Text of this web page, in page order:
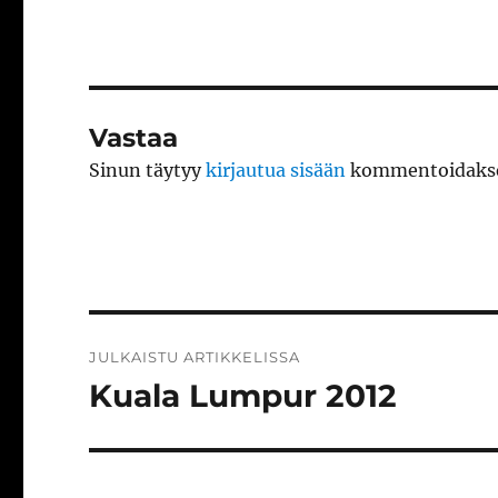
Vastaa
Sinun täytyykirjautua sisään
selaus
JULKAISTU ARTIKKELISSA
Kuala Lumpur 2012